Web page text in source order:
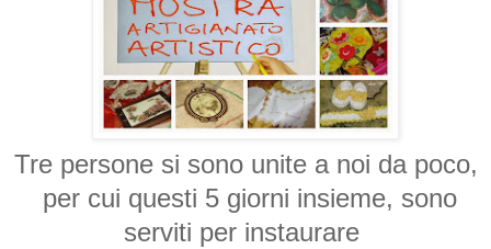
Tre persone si sono unite a noi da poco,
per cui questi 5 giorni insieme, sono
serviti per instaurare